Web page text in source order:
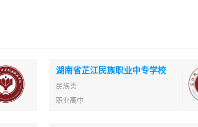
湖南省芷江民族职业中专学校
民族类
职业高中